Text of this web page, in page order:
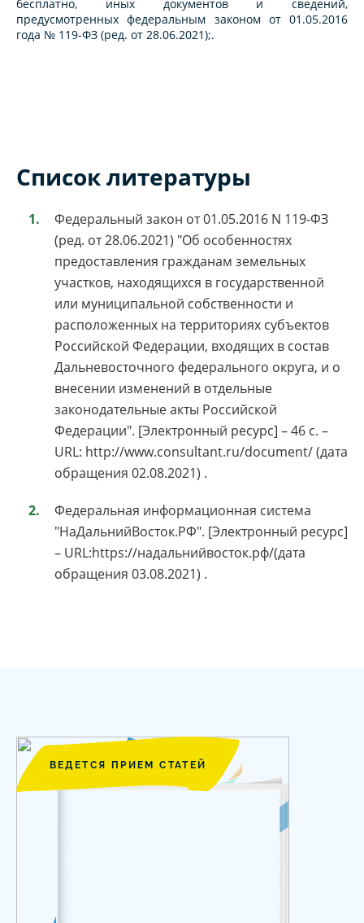
бесплатно, иных документов и сведений,
предусмотренных федеральным законом от 01.05.2016
года № 119-ФЗ (ред. от 28.06.2021);.
Список литературы
Федеральный закон от 01.05.2016 N 119-ФЗ
(ред. от 28.06.2021) "Об особенностях
предоставления гражданам земельных
участков, находящихся в государственной
или муниципальной собственности и
расположенных на территориях субъектов
Российской Федерации, входящих в состав
Дальневосточного федерального округа, и о
внесении изменений в отдельные
законодательные акты Российской
Федерации". [Электронный ресурс] – 46 с. –
URL: http://www.consultant.ru/document/ (дата
обращения 02.08.2021) .
Федеральная информационная система
"НаДальнийВосток.РФ". [Электронный ресурс]
– URL:https://надальнийвосток.рф/(дата
обращения 03.08.2021) .
ВЕДЕТСЯ ПРИЕМ СТАТЕЙ